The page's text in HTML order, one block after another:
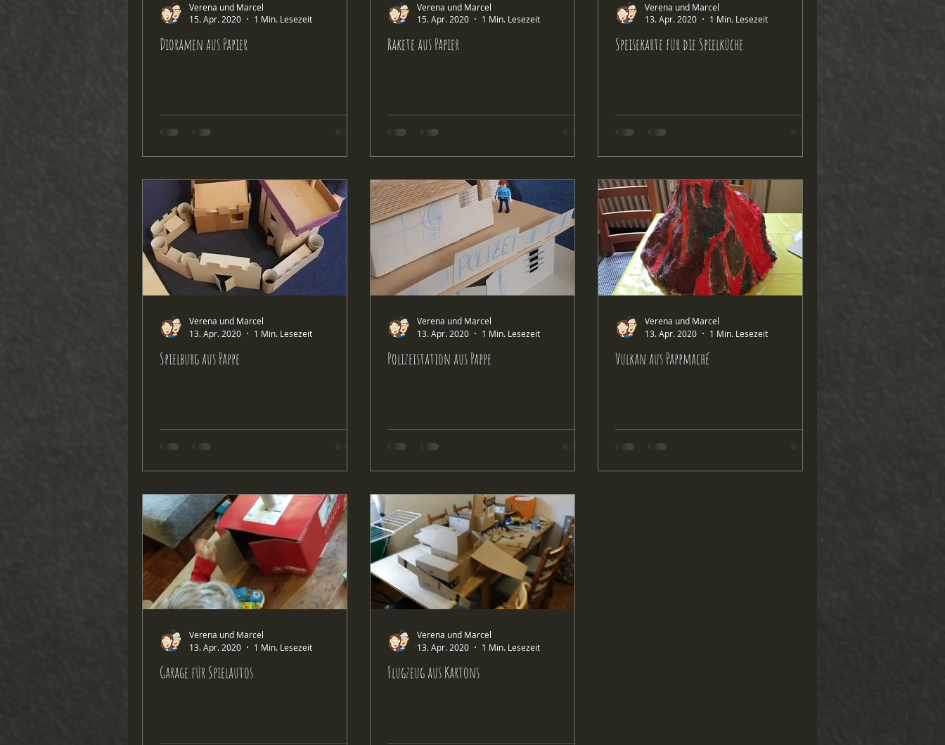
Dioramen aus Papier
Verena und Marcel
15. Apr. 2020
1 Min. Lesezeit
Rakete aus Papier
Verena und Marcel
15. Apr. 2020
1 Min. Lesezeit
Speisekarte für die Spielküche
Verena und Marcel
13. Apr. 2020
1 Min. Lesezeit
Spielburg aus Pappe
Verena und Marcel
13. Apr. 2020
1 Min. Lesezeit
Polizeistation aus Pappe
Verena und Marcel
13. Apr. 2020
1 Min. Lesezeit
Vulkan aus Pappmaché
Verena und Marcel
13. Apr. 2020
1 Min. Lesezeit
Garage für Spielautos
Verena und Marcel
13. Apr. 2020
1 Min. Lesezeit
Flugzeug aus Kartons
Verena und Marcel
13. Apr. 2020
1 Min. Lesezeit